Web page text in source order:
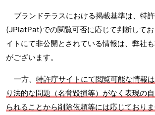
ブランドテラスにおける掲載基準は、特
(JPlatPat)での閲覧可否に応じて判断して
イトにて非公開とされている情報は、弊社
がございます。
一方、 特許庁サイトにて閲覧可能な情報
り法的な問題（名誉毀損等）がなく表現の
られることから削除依頼等には応じており